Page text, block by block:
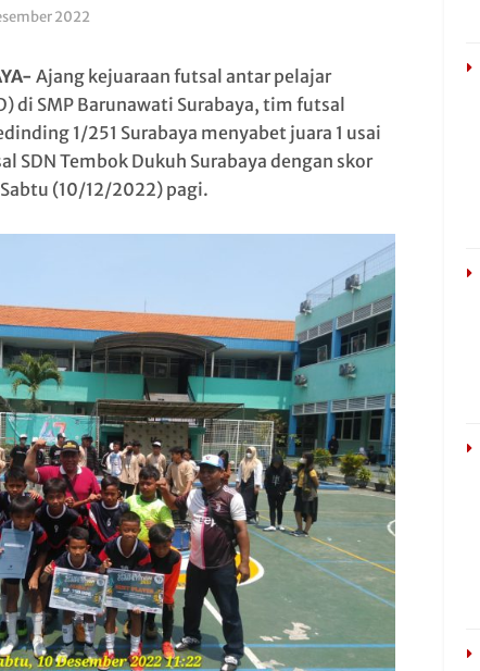
2022
Ajang kejuaraan futsal antar pelajar
di SMP Barunawati Surabaya, tim futsal
1/251 Surabaya menyabet juara 1 usai
SDN Tembok Dukuh Surabaya dengan skor
(10/12/2022) pagi.